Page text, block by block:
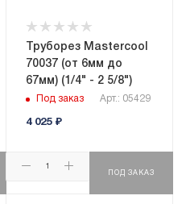
Труборез Mastercool
70037 (от 6мм до
67мм) (1/4" - 2 5/8")
Под заказ Арт.: 05429
4 025₽
ПОД ЗАКАЗ